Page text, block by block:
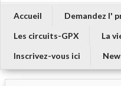
Accueil Demandez l'
Les circuits-GPX
La
Inscrivez-vous ici